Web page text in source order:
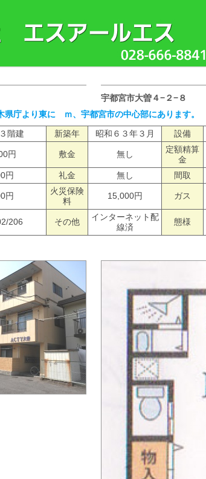
宇都宮市大曽４−２−８
県庁より東に ｍ、宇都宮市の中心部にあります。
階建 新築年 昭和６３年３月 設備
円 敷金 無し
定額精算
金
円 礼金 無し 間取
円
火災保険
料
15,000円 ガス
206 その他
インターネット配
線済
態様